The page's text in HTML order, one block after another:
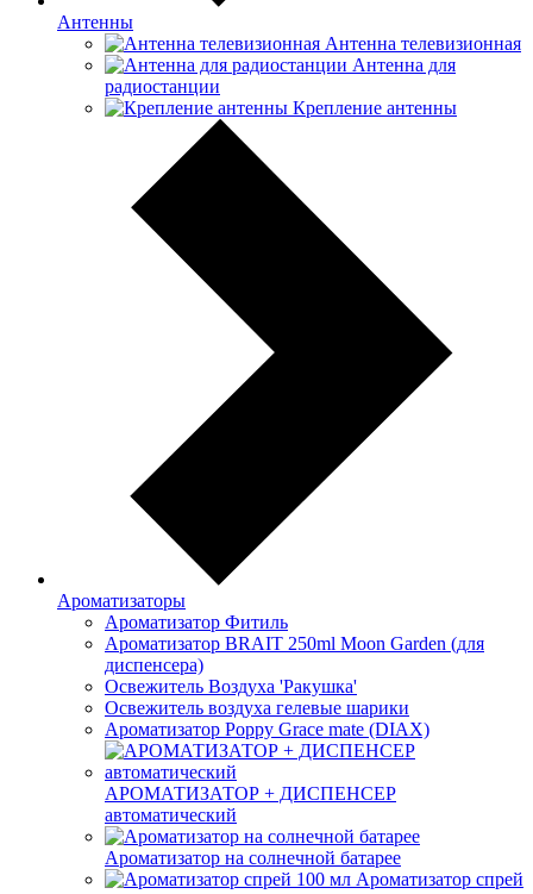
Антенны
Антенна телевизионная
Антенна для
радиостанции
Крепление антенны
Ароматизаторы
Ароматизатор Фитиль
Ароматизатор BRAIT 250ml Moon Garden (для
диспенсера)
Освежитель Воздуха 'Ракушка'
Освежитель воздуха гелевые шарики
Ароматизатор Poppy Grace mate (DIAX)
АРОМАТИЗАТОР + ДИСПЕНСЕР
автоматический
Ароматизатор на солнечной батарее
Ароматизатор спрей